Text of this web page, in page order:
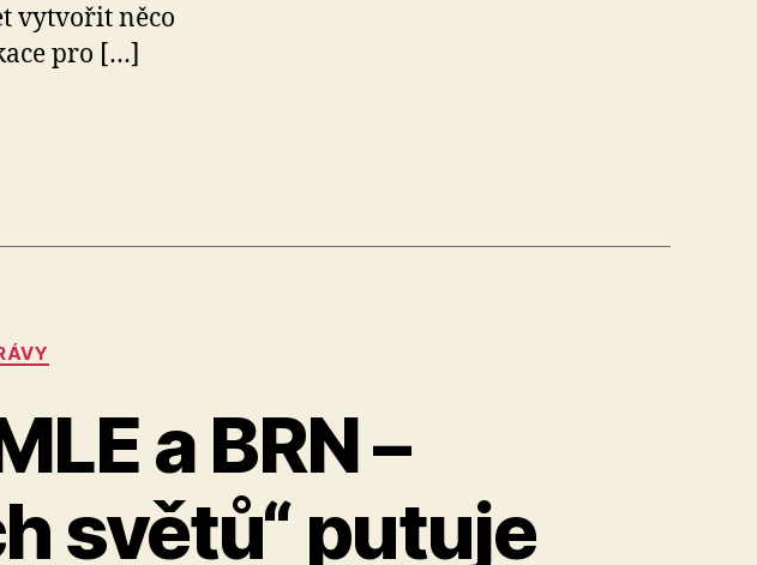
vytvořit něco
pro […]
a BRN –
světů“ putuje